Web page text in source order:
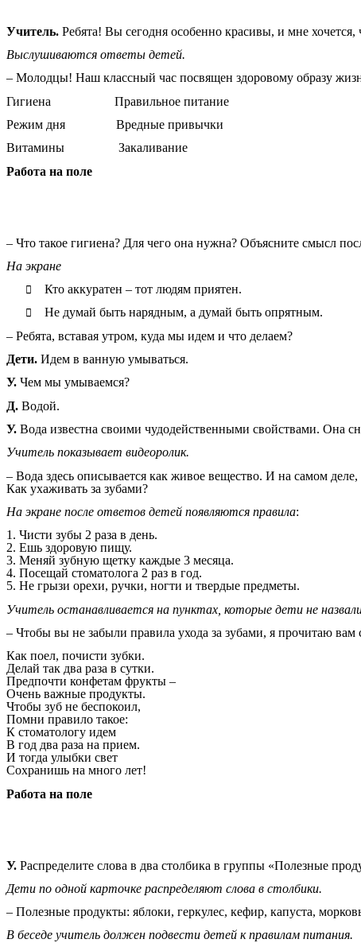
Учитель. Ребята! Вы сегодня особенно красивы, и мне хочется,
Выслушиваются ответы детей.
– Молодцы! Наш классный час посвящен здоровому образу
Гигиена Правильное питание
Режим дня Вредные привычки
Витамины Закаливание
Работа на поле
– Что такое гигиена? Для чего она нужна? Объясните смысл
На экране
 Кто аккуратен – тот людям приятен.

Не думай быть нарядным, а думай быть опрятным.
– Ребята, вставая утром, куда мы идем и что делаем?
Дети. Идем в ванную умываться.
У. Чем мы умываемся?
Д. Водой.
У. Вода известна своими чудодейственными свойствами. Она
Учитель показывает видеоролик.
– Вода здесь описывается как живое вещество. И на самом
Как ухаживать за зубами?
На экране после ответов детей появляются правила:
1. Чисти зубы 2 раза в день.
2. Ешь здоровую пищу.
3. Меняй зубную щетку каждые 3 месяца.
4. Посещай стоматолога 2 раз в год.
5. Не грызи орехи, ручки, ногти и твердые предметы.
Учитель останавливается на пунктах, которые дети не
– Чтобы вы не забыли правила ухода за зубами, я прочитаю вам
Как поел, почисти зубки.
Делай так два раза в сутки.
Предпочти конфетам фрукты –
Очень важные продукты.
Чтобы зуб не беспокоил,
Помни правило такое:
К стоматологу идем
В год два раза на прием.
И тогда улыбки свет
Сохранишь на много лет!
Работа на поле
У. Распределите слова в два столбика в группы «Полезные
Дети по одной карточке распределяют слова в столбики.
– Полезные продукты: яблоки, геркулес, кефир, капуста,
В беседе учитель должен подвести детей к правилам питания.